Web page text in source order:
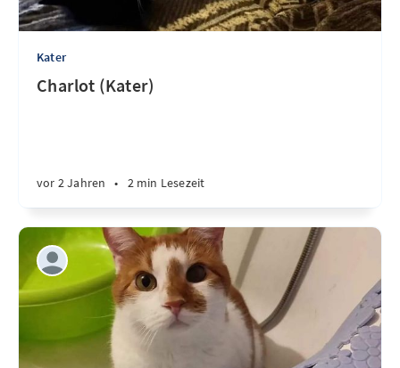
Kater
Charlot (Kater)
vor 2 Jahren • 2 min Lesezeit